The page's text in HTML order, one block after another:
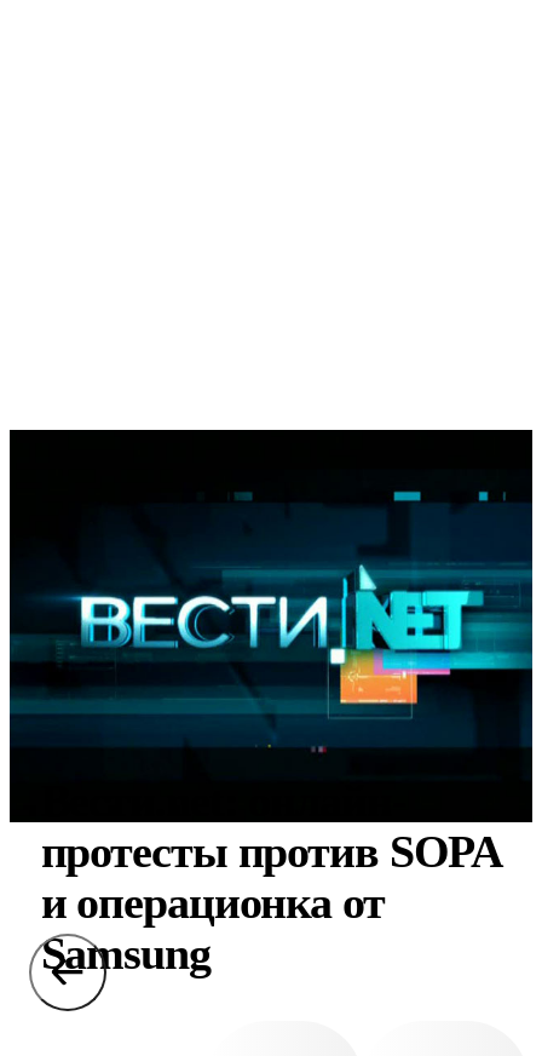
протесты против SOPA
и операционка от
Samsung